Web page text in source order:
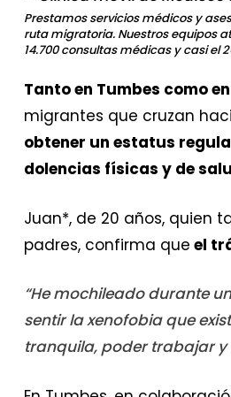
Prestamos servicios médicos y
ruta migratoria. Nuestros equipos
14.700 consultas médicas y casi el
Tanto en Tumbes como
migrantes que cruzan
obtener un estatus
dolencias físicas y de
Juan*, de 20 años, quien
padres, confirma que el
“He mochileado durante
sentir la xenofobia que
tranquila, poder trabajar y